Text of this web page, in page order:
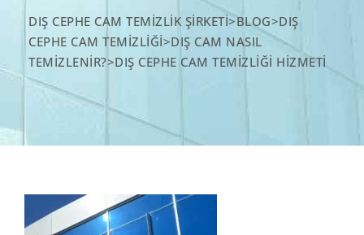
DIŞ CEPHE CAM TEMIZLIK ŞIRKETI>BLOG>DIŞ
CEPHE CAM TEMIZLIĞI>DIŞ CAM NASIL
TEMIZLENIR?>DIŞ CEPHE CAM TEMIZLIĞI HIZMETI